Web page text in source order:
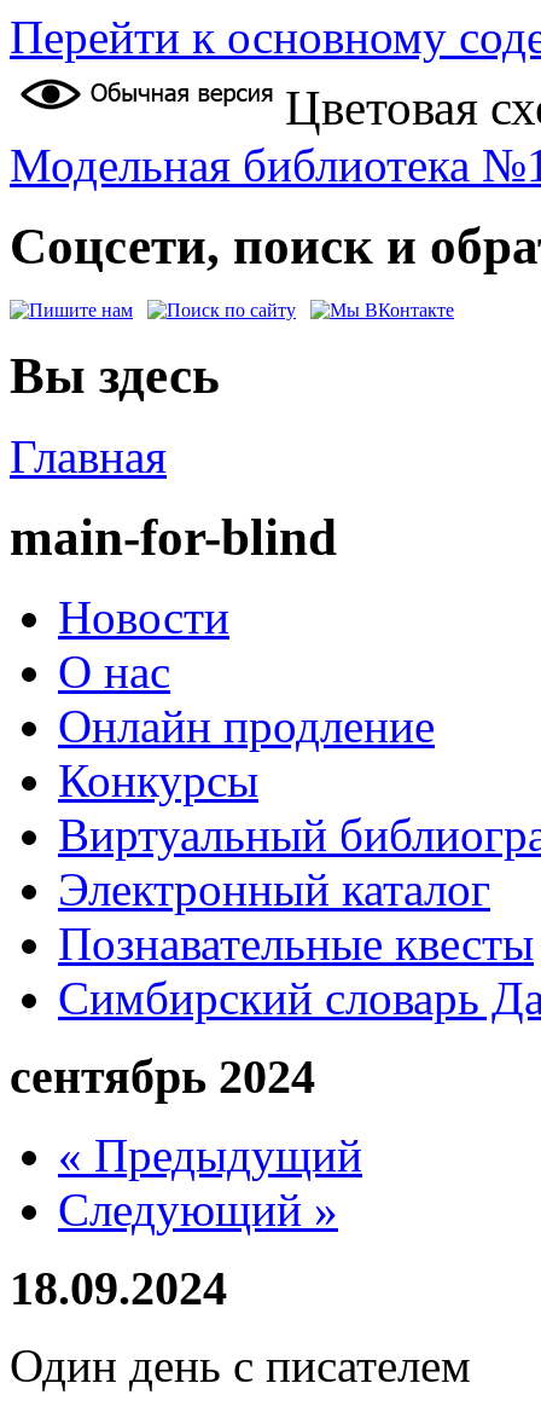
Перейти к основному
Цветовая
Модельная библиотека
Соцсети, поиск и
Вы здесь
Главная
main-for-blind
Новости
О нас
Онлайн продление
Конкурсы
Виртуальный
Электронный каталог
Познавательные квесты
Симбирский словарь
сентябрь 2024
« Предыдущий
Следующий »
18.09.2024
Один день с писателем